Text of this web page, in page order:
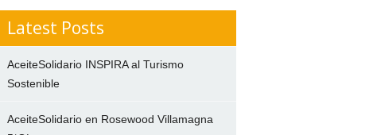
Latest Posts
AceiteSolidario INSPIRA al Turismo
Sostenible
AceiteSolidario en Rosewood Villamagna